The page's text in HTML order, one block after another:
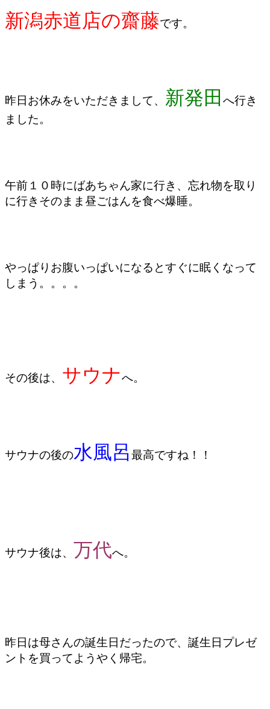
新潟赤道店の齋藤です。
昨日お休みをいただきまして、 新発田 へ行き
ました。
午前１０時にばあちゃん家に行き、忘れ物を取り
に行きそのまま昼ごはんを食べ爆睡。
やっぱりお腹いっぱいになるとすぐに眠くなって
しまう。。。。
その後は、 サウナへ。
サウナの後の水風呂 最高ですね！！
サウナ後は、 万代へ。
昨日は母さんの誕生日だったので、誕生日プレゼ
ントを買ってようやく帰宅。